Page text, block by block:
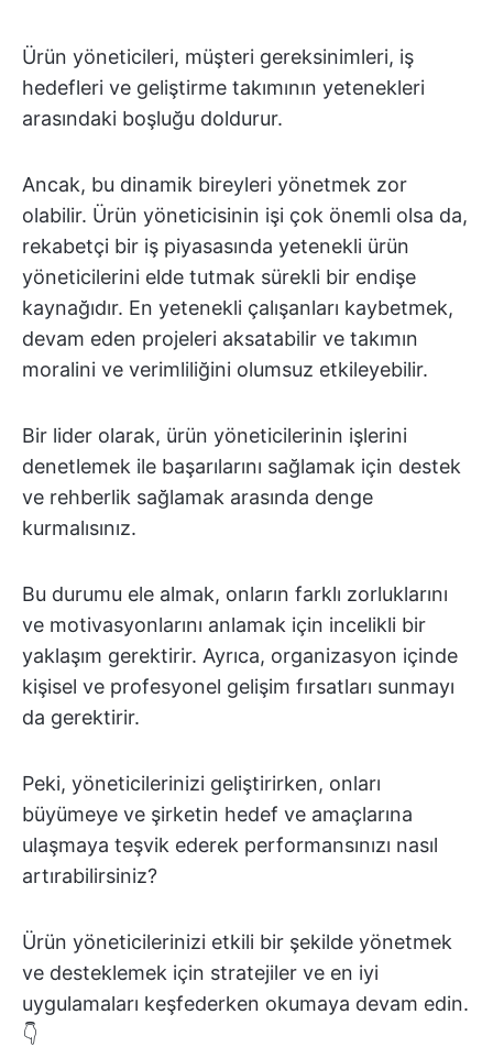
Ürün yöneticileri, müşteri gereksinimleri, iş
hedefleri ve geliştirme takımının yetenekleri
arasındaki boşluğu doldurur.
Ancak, bu dinamik bireyleri yönetmek zor
olabilir. Ürün yöneticisinin işi çok önemli olsa da,
rekabetçi bir iş piyasasında yetenekli ürün
yöneticilerini elde tutmak sürekli bir endişe
kaynağıdır. En yetenekli çalışanları kaybetmek,
devam eden projeleri aksatabilir ve takımın
moralini ve verimliliğini olumsuz etkileyebilir.
Bir lider olarak, ürün yöneticilerinin işlerini
denetlemek ile başarılarını sağlamak için destek
ve rehberlik sağlamak arasında denge
kurmalısınız.
Bu durumu ele almak, onların farklı zorluklarını
ve motivasyonlarını anlamak için incelikli bir
yaklaşım gerektirir. Ayrıca, organizasyon içinde
kişisel ve profesyonel gelişim fırsatları sunmayı
da gerektirir.
Peki, yöneticilerinizi geliştirirken, onları
büyümeye ve şirketin hedef ve amaçlarına
ulaşmaya teşvik ederek performansınızı nasıl
artırabilirsiniz?
Ürün yöneticilerinizi etkili bir şekilde yönetmek
ve desteklemek için stratejiler ve en iyi
uygulamaları keşfederken okumaya devam edin.
👇